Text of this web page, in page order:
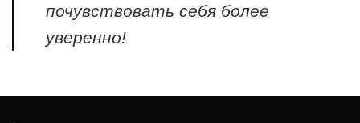
почувствовать себя более
уверенно!